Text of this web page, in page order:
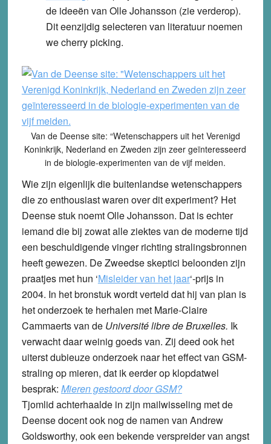
de ideeën van Olle Johansson (zie verderop).
Dit eenzijdig selecteren van literatuur noemen
wecherry picking.
Van de Deense site: “Wetenschappers uit het Verenigd
Koninkrijk, Nederland en Zweden zijn zeer geïnteresseerd
in de biologie-experimenten van de vijf meiden.
Wie zijn eigenlijk die buitenlandse wetenschappers
die zo enthousiast waren over dit experiment? Het
Deense stuk noemt Olle Johansson. Dat is echter
iemand die bij zowat alle ziektes van de moderne tijd
een beschuldigende vinger richting stralingsbronnen
heeft gewezen. De Zweedse skeptici beloonden zijn
praatjes met hun ‘Misleider van het jaar‘-prijs in
2004. In het bronstuk wordt verteld dat hij van plan is
het onderzoek te herhalen met Marie-Claire
Cammaerts van de Université libre de Bruxelles. Ik
verwacht daar weinig goeds van. Zij deed ook het
uiterst dubieuze onderzoek naar het effect van GSM-
straling op mieren, dat ik eerder op klopdatwel
besprak: Mieren gestoord door GSM?
Tjomlid achterhaalde in zijn mailwisseling met de
Deense docent ook nog de namen van Andrew
Goldsworthy, ook een bekende verspreider van angst